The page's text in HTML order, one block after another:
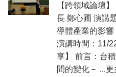
【跨領域論壇
長 鄭心圃 演講
導體產業的影
演講時間：11/
享】 前言：台
間的變化－ ...更